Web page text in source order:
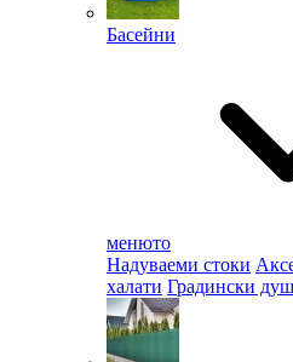
Басейни
менюто
Надуваеми стоки
халати Градински